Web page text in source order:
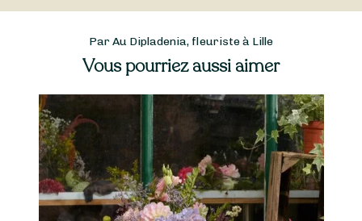
Par Au Dipladenia, fleuriste à Lille
Vous pourriez aussi aimer